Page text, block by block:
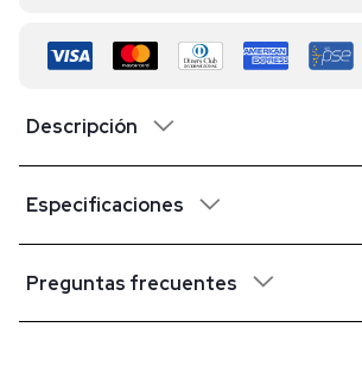
Descripción
Especificaciones
Preguntas frecuentes